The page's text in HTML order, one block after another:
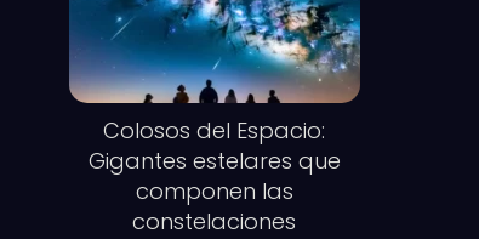
Colosos del Espacio:
Gigantes estelares que
componen las
constelaciones